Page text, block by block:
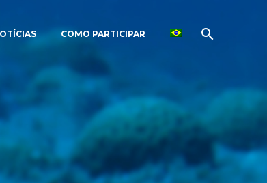
COMO PARTICIPAR